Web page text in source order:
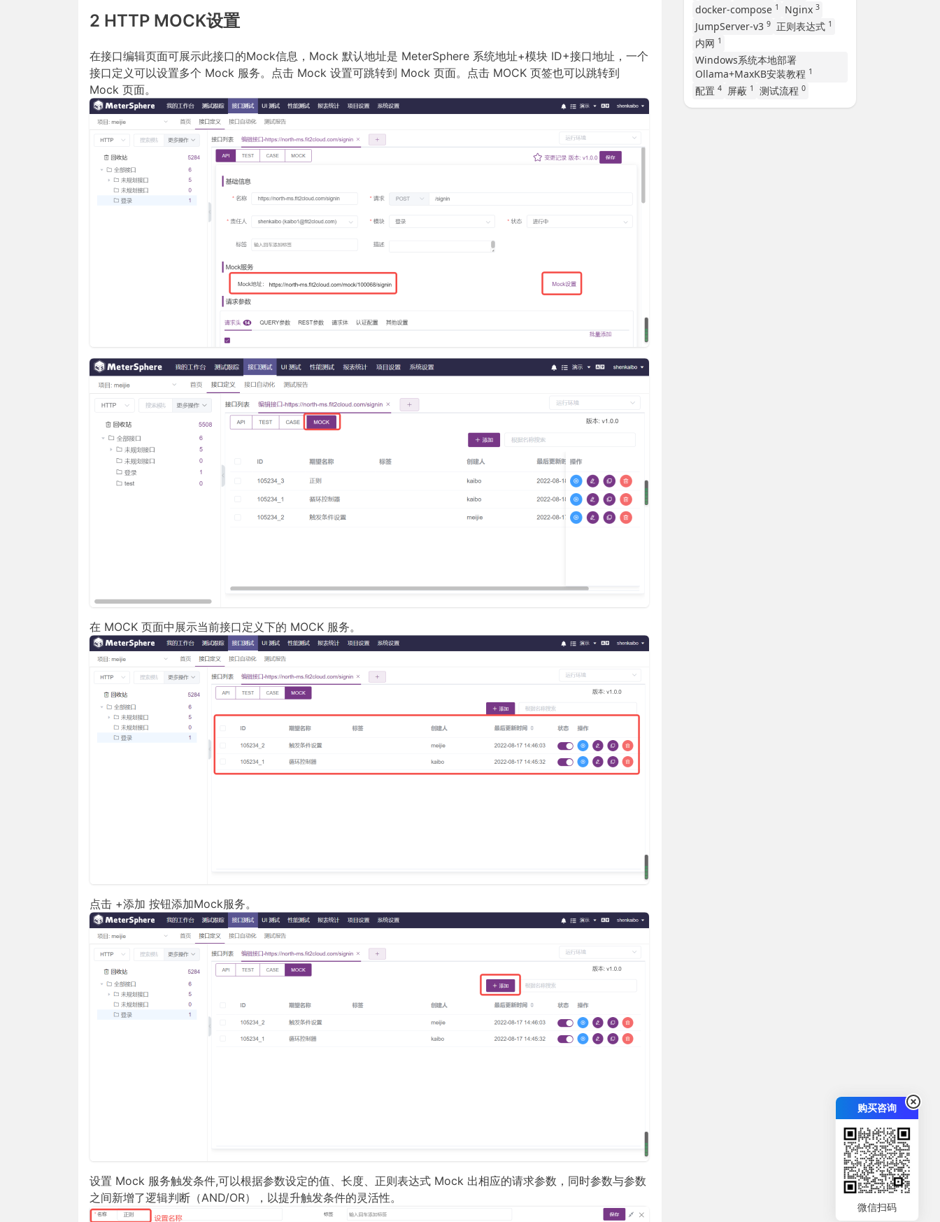
2 HTTP MOCK设置
在接口编辑页面可展示此接口的Mock信息，Mock 默认地址是 MeterSphere 系统地址+模块 ID+接口地址，一个
接口定义可以设置多个 Mock 服务。点击 Mock 设置可跳转到 Mock 页面。点击 MOCK 页签也可以跳转到
Mock 页面。
在 MOCK 页面中展示当前接口定义下的 MOCK 服务。
点击 +添加 按钮添加Mock服务。
设置 Mock 服务触发条件,可以根据参数设定的值、长度、正则表达式 Mock 出相应的请求参数，同时参数与参数
之间新增了逻辑判断（AND/OR），以提升触发条件的灵活性。
docker-compose 1 Nginx 3
JumpServer-v3 9 正则表达式 1
内网 1
Windows系统本地部署
Ollama+MaxKB安装教程 1
配置 4 屏蔽 1 测试流程 0
购买咨询
微信扫码